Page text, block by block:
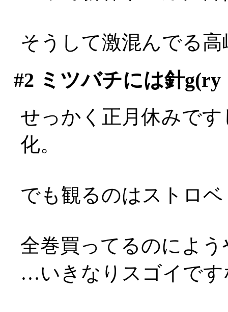
そうして激混んでる
#2 ミツバチには針g(ry
せっかく正月休みで
化。
でも観るのはストロ
全巻買ってるのによ
…いきなりスゴイで